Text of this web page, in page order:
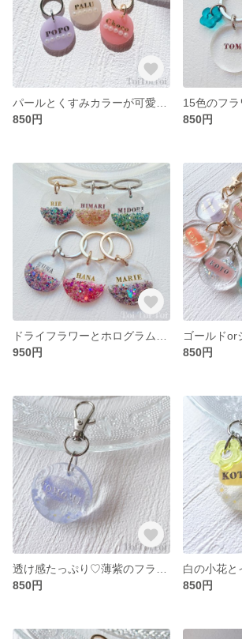
850円
850円
950円
850円
850円
850円